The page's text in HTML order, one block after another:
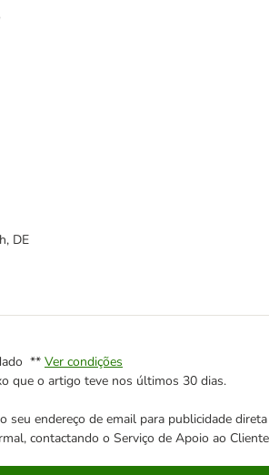
DE
** Ver condições
que o artigo teve nos últimos 30 dias.
endereço de email para publicidade
contactando o Serviço de Apoio ao